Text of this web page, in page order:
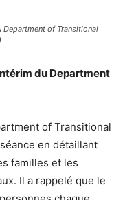
of Transitional
du Department
of Transitional
en détaillant
familles et les
Il a rappelé que le